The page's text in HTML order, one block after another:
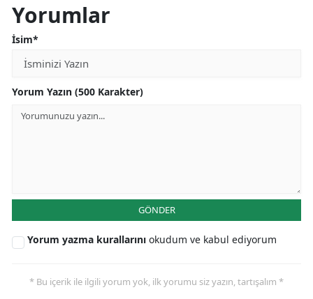
Yorumlar
İsim*
Yorum Yazın (500 Karakter)
GÖNDER
Yorum yazma kurallarını okudum ve kabul ediyorum
* Bu içerik ile ilgili yorum yok, ilk yorumu siz yazın, tartışalım *